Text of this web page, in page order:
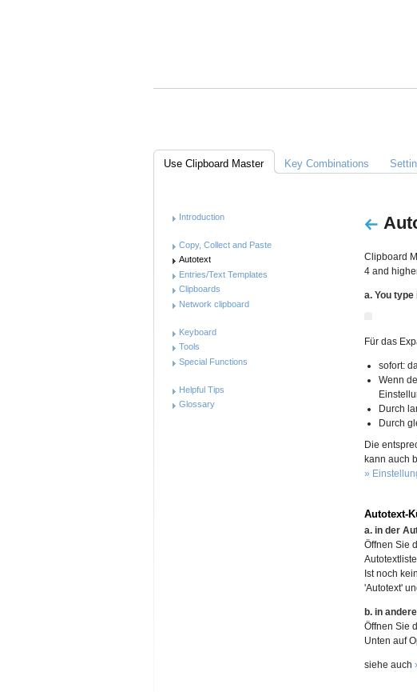
Clipboard
4 and
a. You
Für das
sofort:
Wenn
Durch
Durch
Die
kann auch
»
Autotext-
a. in der
Öffnen Sie
Ist noch
'Autotext'
b. in
Öffnen Sie
Unten auf
siehe auch
Links
Use Clipboard Master Key Combinations
Introduction
Copy, Collect and Paste
Autotext
Entries/Text Templates
Clipboards
Network clipboard
Keyboard
Tools
Special Functions
Helpful Tips
Glossary